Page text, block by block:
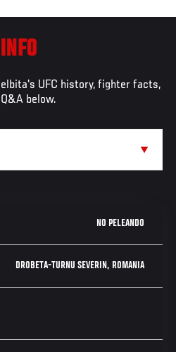
INFO
UFC history, fighter facts,
below.
NO PELEANDO
DROBETA-TURNU SEVERIN, ROMANIA